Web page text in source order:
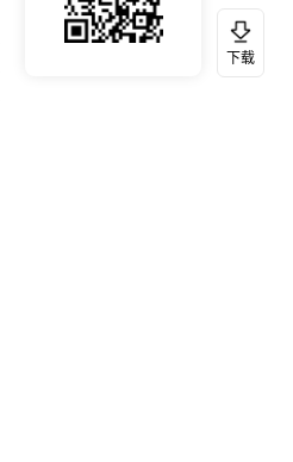
下载